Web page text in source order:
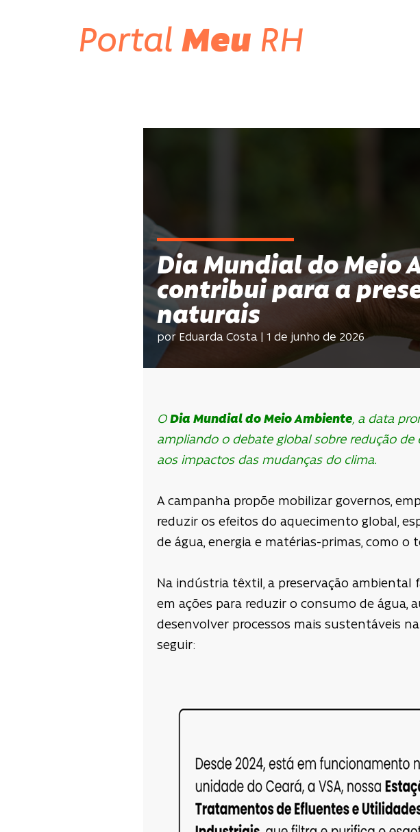
Portal Meu RH
Dia Mundial do Meio
contribui para a
naturais
por Eduarda Costa | 1 de junho de 2026
O Dia Mundial do Meio Ambiente, a data
ampliando o debate global sobre redução
aos impactos das mudanças do clima.
A campanha propõe mobilizar governos,
reduzir os efeitos do aquecimento global,
de água, energia e matérias-primas, como o
Na indústria têxtil, a preservação
em ações para reduzir o consumo de água,
desenvolver processos mais sustentáveis
seguir: